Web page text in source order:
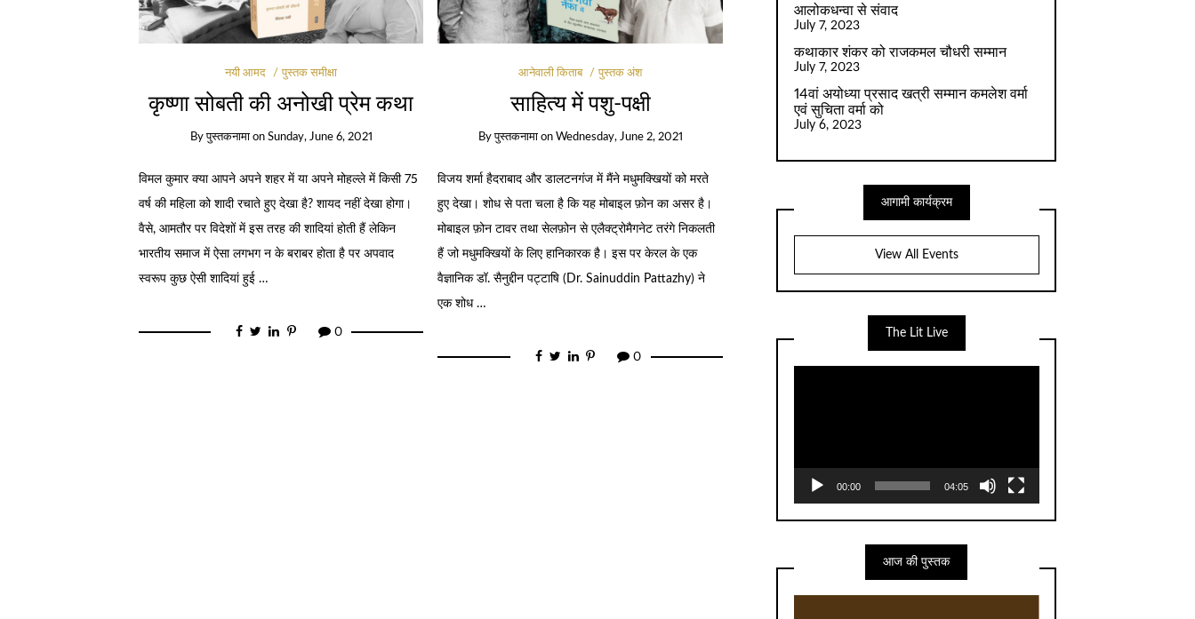
नयी आमद पुस्तक समीक्षा
कृष्णा सोबती की अनोखी प्रेम कथा
Byपुस्तकनामा on Sunday, June 6, 2021
विमल कुमार क्या आपने अपने शहर में या अपने मोहल्ले में किसी 75
वर्ष की महिला को शादी रचाते हुए देखा है? शायद नहीं देखा होगा।
वैसे, आमतौर पर विदेशों में इस तरह की शादियां होती हैं लेकिन
भारतीय समाज में ऐसा लगभग न के बराबर होता है पर अपवाद
स्वरूप कुछ ऐसी शादियां हुई …
0
आनेवाली किताब पुस्तक अंश
साहित्य में पशु-पक्षी
Byपुस्तकनामा on Wednesday, June 2, 2021
विजय शर्मा हैदराबाद और डालटनगंज में मैंने मधुमक्खियों को मरते
हुए देखा। शोध से पता चला है कि यह मोबाइल फ़ोन का असर है।
मोबाइल फ़ोन टावर तथा सेलफ़ोन से एलैक्ट्रोमैगनेट तरंगे निकलती
हैं जो मधुमक्खियों के लिए हानिकारक है। इस पर केरल के एक
वैज्ञानिक डॉ. सैनुद्दीन पट्टाषि (Dr. Sainuddin Pattazhy) ने
एक शोध …
0
आलोकधन्वा से संवाद
July 7, 2023
कथाकार शंकर को राजकमल चौधरी सम्मान
July 7, 2023
14वां अयोध्या प्रसाद खत्री सम्मान कमलेश वर्मा
एवं सुचिता वर्मा को
July 6, 2023
आगामी कार्यक्रम
View All Events
The Lit Live
00:00 04:05
आज की पुस्तक